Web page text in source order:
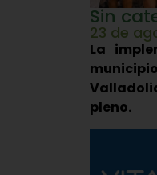
Sin
23 de
La
pleno.